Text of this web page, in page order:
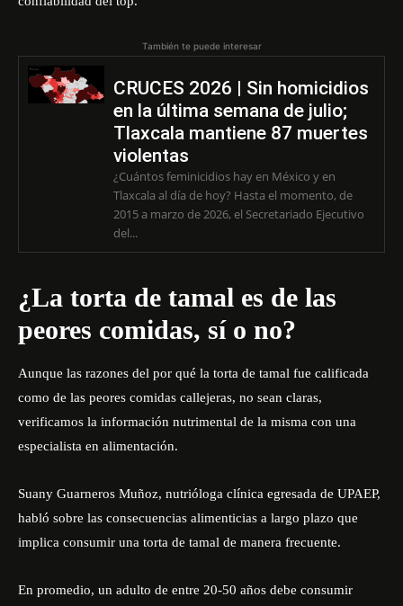
También te puede interesar
CRUCES 2026 | Sin homicidios
en la última semana de julio;
Tlaxcala mantiene 87 muertes
violentas
¿Cuántos feminicidios hay en México y en
Tlaxcala al día de hoy? Hasta el momento, de
2015 a marzo de 2026, el Secretariado Ejecutivo
del...
¿La torta de tamal es de las
peores comidas, sí o no?
Aunque las razones del por qué la torta de tamal fue calificada
como de las peores comidas callejeras, no sean claras,
verificamos la información nutrimental de la misma con una
especialista en alimentación.
Suany Guarneros Muñoz, nutrióloga clínica egresada de UPAEP,
habló sobre las consecuencias alimenticias a largo plazo que
implica consumir una torta de tamal de manera frecuente.
En promedio, un adulto de entre 20-50 años debe consumir